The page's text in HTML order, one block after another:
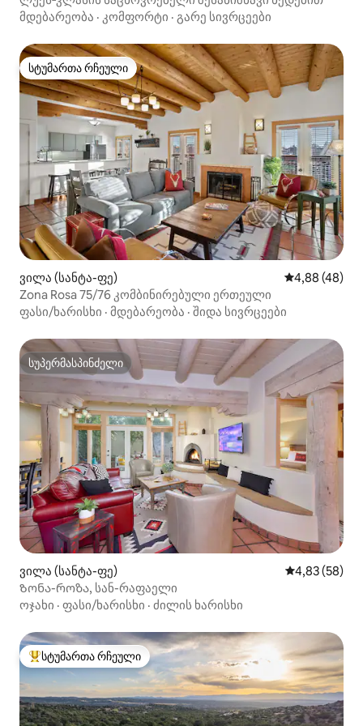
მდებარეობა · კომფორტი · გარე სივრცეები
სტუმართა რჩეული
სტუმართა რჩეული
ვილა (სანტა-ფე) საშუალო
4,88 (48)
Zona Rosa 75/76 კომბინირებული ერთეული
ფასი/ხარისხი · მდებარეობა · შიდა სივრცეები
სუპერმასპინძელი
სუპერმასპინძელი
ვილა (სანტა-ფე) საშუალო
4,83 (58)
Ზონა-როზა, სან-რაფაელი
ოჯახი · ფასი/ხარისხი · ძილის ხარისხი
სტუმართა რჩეული მოწინავე ვარიანტი
სტუმართა რჩეული